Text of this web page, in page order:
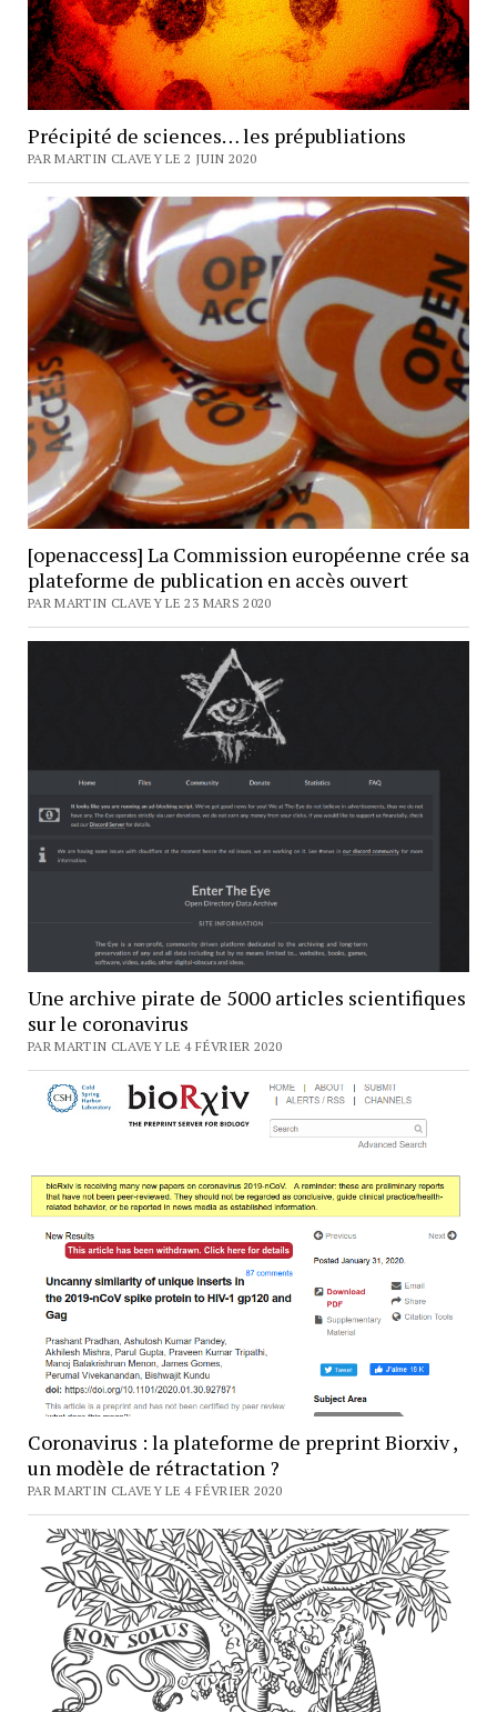
Précipité de sciences… les prépubliations
PAR MARTIN CLAVEY LE 2 JUIN 2020
[openaccess] La Commission européenne crée sa
plateforme de publication en accès ouvert
PAR MARTIN CLAVEY LE 23 MARS 2020
Une archive pirate de 5000 articles scientifiques
sur le coronavirus
PAR MARTIN CLAVEY LE 4 FÉVRIER 2020
Coronavirus : la plateforme de preprint Biorxiv ,
un modèle de rétractation ?
PAR MARTIN CLAVEY LE 4 FÉVRIER 2020